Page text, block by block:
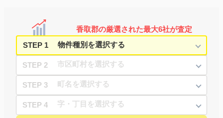
香取郡の厳選された最大6社が査定
STEP 1
STEP 2
STEP 3
STEP 4